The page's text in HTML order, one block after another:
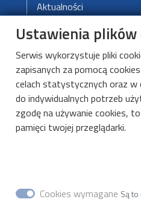
Instytut
Wydział
Aktualności
Dziekanat
Linki
Wikamp
Biblioteka PŁ
Mapa Kampusu PŁ
Ustawienia plików
Serwis wykorzystuje pliki
zapisanych za pomocą
celach statystycznych oraz
do indywidualnych potrzeb
zgodę na używanie cookies,
pamięci twojej przeglądarki.
Cookies wymagane Są